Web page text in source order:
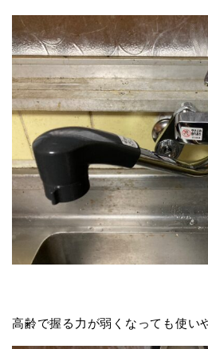
高齢で握る力が弱くなっても使い